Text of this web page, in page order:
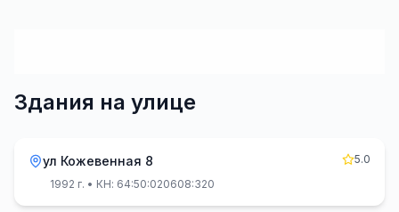
Здания на улице
ул Кожевенная 8
5.0
1992 г. • КН: 64:50:020608:320